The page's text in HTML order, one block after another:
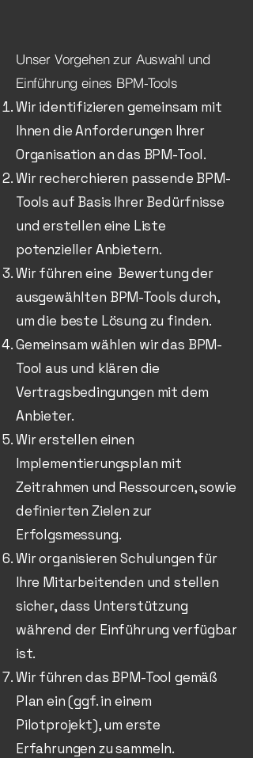
Unser Vorgehen zur Auswahl und
Einführung eines BPM-Tools
Wir identifizieren gemeinsam mit
Ihnen die Anforderungen Ihrer
Organisation an das BPM-Tool.
Wir recherchieren passende BPM-
Tools auf Basis Ihrer Bedürfnisse
und erstellen eine Liste
potenzieller Anbietern.
Wir führen eine Bewertung der
ausgewählten BPM-Tools durch,
um die beste Lösung zu finden.
Gemeinsam wählen wir das BPM-
Tool aus und klären die
Vertragsbedingungen mit dem
Anbieter.
Wir erstellen einen
Implementierungsplan mit
Zeitrahmen und Ressourcen, sowie
definierten Zielen zur
Erfolgsmessung.
Wir organisieren Schulungen für
Ihre Mitarbeitenden und stellen
sicher, dass Unterstützung
während der Einführung verfügbar
ist.
Wir führen das BPM-Tool gemäß
Plan ein (ggf. in einem
Pilotprojekt), um erste
Erfahrungen zu sammeln.